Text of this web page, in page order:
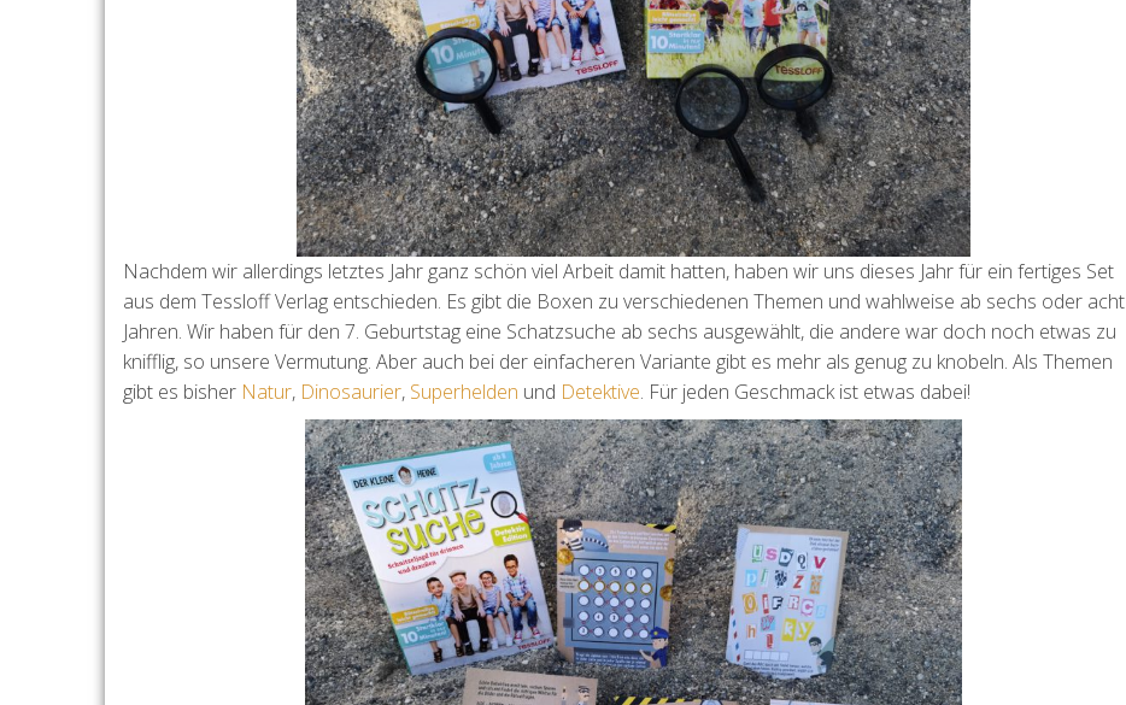
Nachdem wir allerdings letztes Jahr ganz schön viel Arbeit damit hatten, haben wir uns dieses Jahr für ein fertiges Set
aus dem Tessloff Verlag entschieden. Es gibt die Boxen zu verschiedenen Themen und wahlweise ab sechs oder acht
Jahren. Wir haben für den 7. Geburtstag eine Schatzsuche ab sechs ausgewählt, die andere war doch noch etwas zu
knifflig, so unsere Vermutung. Aber auch bei der einfacheren Variante gibt es mehr als genug zu knobeln. Als Themen
gibt es bisher Natur, Dinosaurier, Superhelden und Detektive. Für jeden Geschmack ist etwas dabei!